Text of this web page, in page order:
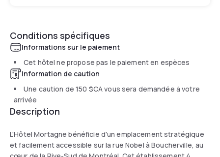
Conditions spécifiques
Informations sur le paiement
Cet hôtel ne propose pas le paiement en espèces
Information de caution
Une caution de150 $CA vous sera demandée à votre
arrivée
Description
L'Hôtel Mortagne bénéficie d'un emplacement stratégique
et facilement accessible sur la rue Nobel à Boucherville, au